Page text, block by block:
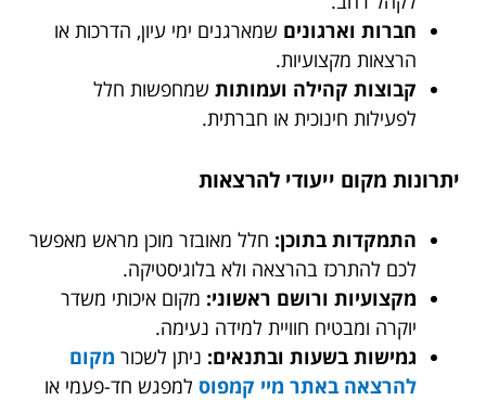
חברות וארגונים שמארגנים ימי עיון, הדרכות או
הרצאות מקצועיות.
קבוצות קהילה ועמותות שמחפשות חלל
לפעילות חינוכית או חברתית.
יתרונות מקום ייעודי להרצאות
התמקדות בתוכן: חלל מאובזר מוכן מראש מאפשר
לכם להתרכז בהרצאה ולא בלוגיסטיקה.
מקצועיות ורושם ראשוני: מקום איכותי משדר
יוקרה ומבטיח חוויית למידה נעימה.
גמישות בשעות ובתנאים: ניתן לשכור מקום
להרצאה באתר מיי קמפוס למפגש חד-פעמי או